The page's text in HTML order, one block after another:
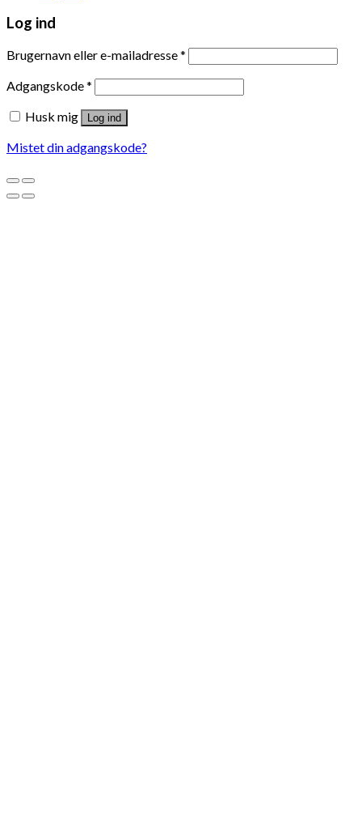
Log ind
Brugernavn eller e-mailadresse*
Adgangskode*
Husk mig
Log ind
Mistet din adgangskode?